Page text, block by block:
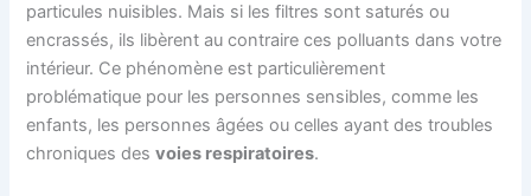
particules nuisibles. Mais si les filtres sont saturés ou
encrassés, ils libèrent au contraire ces polluants dans votre
intérieur. Ce phénomène est particulièrement
problématique pour les personnes sensibles, comme les
enfants, les personnes âgées ou celles ayant des troubles
chroniques desvoies respiratoires.